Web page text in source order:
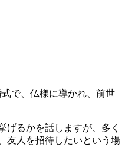
で、仏様に導かれ、前世
るかを話しますが、多く
友人を招待したいという場